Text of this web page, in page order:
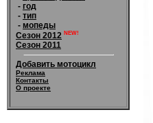
- год
- тип
- мопеды
Сезон 2012 NEW!
Сезон 2011
Добавить мотоцикл
Реклама
Контакты
О проекте